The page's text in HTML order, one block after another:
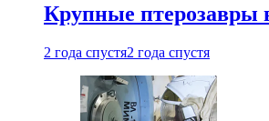
Крупные птерозавры
2 года спустя2 года спустя